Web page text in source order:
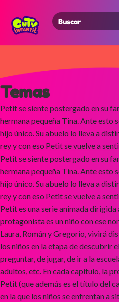
Search
for:
Temas
Petit se siente postergado en su
hermana pequeña Tina. Ante esto
hijo único. Su abuelo lo lleva a
rey y con eso Petit se vuelve a
Petit se siente postergado en su
hermana pequeña Tina. Ante esto
hijo único. Su abuelo lo lleva a
rey y con eso Petit se vuelve a
Petit es una serie animada
protagonista es un niño con ese
Laura, Román y Gregorio, vivirá
los niños en la etapa de descubrir
preguntar, de jugar, de ir a la
adultos, etc. En cada capítulo, la
Petit (que además es el título del
en la que los niños se enfrentan a